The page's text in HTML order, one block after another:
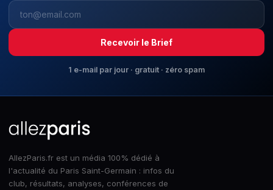
Recevoir le Brief
1 e-mail par jour · gratuit · zéro spam
AllezParis.fr est un média 100% dédié à
l'actualité du Paris Saint-Germain : infos du
club, résultats, analyses, conférences de